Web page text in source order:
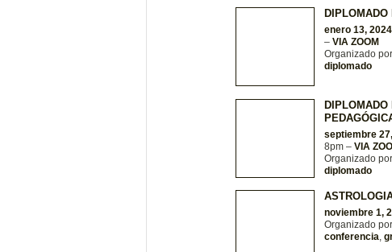
enero 13, 2024
– VIA ZOOM
Organizado por
diplomado
DIPLOMADO
septiembre
8pm – VIA
Organizado por
diplomado
noviembre 1,
Organizado por
conferencia,